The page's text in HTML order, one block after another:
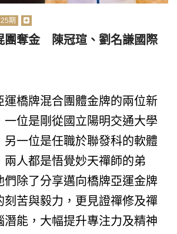
期
團奪金 陳冠瑄、劉名謙國際
運橋牌混合團體金牌的兩位新
一位是剛從國立陽明交通大學
另一位是任職於聯發科的軟體
兩人都是悟覺妙天禪師的弟
們除了分享邁向橋牌亞運金牌
刻苦與毅力，更見證禪修及禪
潛能，大幅提升專注力及精神